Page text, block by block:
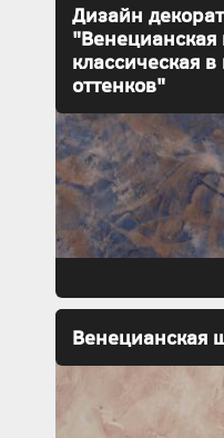
Дизайн
"Венецианская
классическая
оттенков"
Венецианская